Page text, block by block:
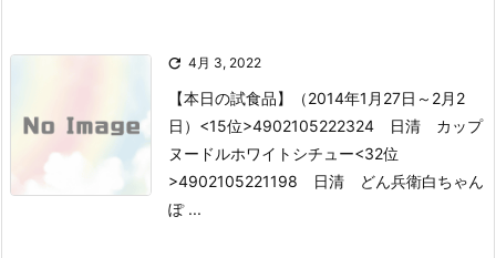
 4月 3, 2022
【本日の試食品】（2014年1月27日～2月2
日） <15位>4902105222324 日清 カップ
ヌードルホワイトシチュー<32位
>4902105221198 日清 どん兵衛白ちゃん
ぽ ...